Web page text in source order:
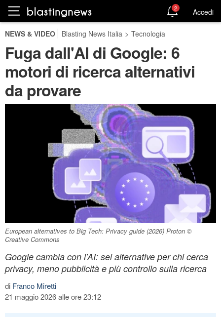
2 Accedi
NEWS & VIDEO Blasting News Italia > Tecnologia
Fuga dall'AI di Google: 6
motori di ricerca alternativi
da provare
European alternatives to Big Tech: Privacy guide (2026) Proton ©
Creative Commons
Google cambia con l'AI: sei alternative per chi cerca
privacy, meno pubblicità e più controllo sulla ricerca
di Franco Miretti
21 maggio 2026 alle ore 23:12